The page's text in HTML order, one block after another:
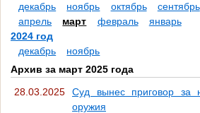
декабрь
ноябрь октябрь сентябрь
апрель
март февраль
январь
2024 год
декабрь
ноябрь
Архив за март 2025 года
28.03.2025
Суд вынес приговор за
оружия